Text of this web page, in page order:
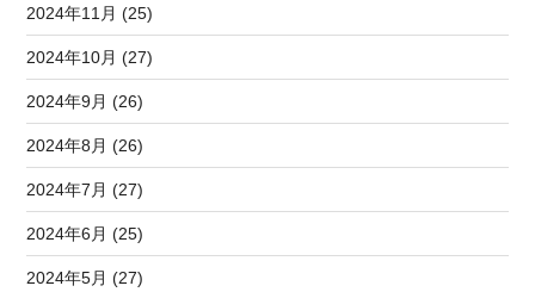
2024年11月 (25)
2024年10月 (27)
2024年9月 (26)
2024年8月 (26)
2024年7月 (27)
2024年6月 (25)
2024年5月 (27)